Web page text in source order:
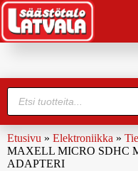
Etusivu » Elektroniikka »
MAXELL MICRO SDHC
ADAPTERI